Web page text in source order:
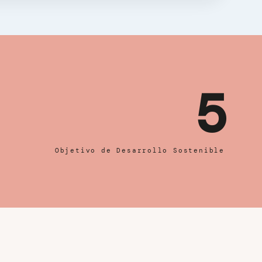
5
Objetivo de Desarrollo Sostenible